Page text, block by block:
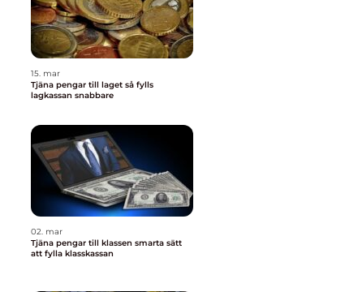
15. mar
Tjäna pengar till laget så fylls
lagkassan snabbare
02. mar
Tjäna pengar till klassen smarta sätt
att fylla klasskassan